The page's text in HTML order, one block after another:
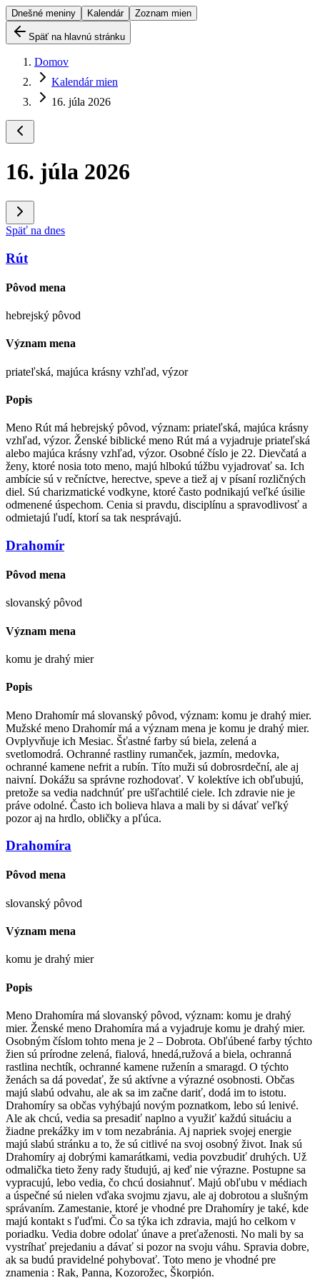
Dnešné meniny Kalendár Zoznam mien
Späť na hlavnú stránku
Domov
Kalendár mien
16. júla 2026
16. júla 2026
Späť na dnes
Rút
Pôvod mena
hebrejský pôvod
Význam mena
priateľská, majúca krásny vzhľad, výzor
Popis
Meno Rút má hebrejský pôvod, význam: priateľská, majúca krásny
vzhľad, výzor. Ženské biblické meno Rút má a vyjadruje priateľská
alebo majúca krásny vzhľad, výzor. Osobné číslo je 22. Dievčatá a
ženy, ktoré nosia toto meno, majú hlbokú túžbu vyjadrovať sa. Ich
ambície sú v rečníctve, herectve, speve a tiež aj v písaní rozličných
diel. Sú charizmatické vodkyne, ktoré často podnikajú veľké úsilie
odmenené úspechom. Cenia si pravdu, disciplínu a spravodlivosť a
odmietajú ľudí, ktorí sa tak nesprávajú.
Drahomír
Pôvod mena
slovanský pôvod
Význam mena
komu je drahý mier
Popis
Meno Drahomír má slovanský pôvod, význam: komu je drahý mier.
Mužské meno Drahomír má a význam mena je komu je drahý mier.
Ovplyvňuje ich Mesiac. Šťastné farby sú biela, zelená a
svetlomodrá. Ochranné rastliny rumanček, jazmín, medovka,
ochranné kamene nefrit a rubín. Títo muži sú dobrosrdeční, ale aj
naivní. Dokážu sa správne rozhodovať. V kolektíve ich obľubujú,
pretože sa vedia nadchnúť pre ušľachtilé ciele. Ich zdravie nie je
práve odolné. Často ich bolieva hlava a mali by si dávať veľký
pozor aj na hrdlo, obličky a pľúca.
Drahomíra
Pôvod mena
slovanský pôvod
Význam mena
komu je drahý mier
Popis
Meno Drahomíra má slovanský pôvod, význam: komu je drahý
mier. Ženské meno Drahomíra má a vyjadruje komu je drahý mier.
Osobným číslom tohto mena je 2 – Dobrota. Obľúbené farby týchto
žien sú prírodne zelená, fialová, hnedá,ružová a biela, ochranná
rastlina nechtík, ochranné kamene ruženín a smaragd. O týchto
ženách sa dá povedať, že sú aktívne a výrazné osobnosti. Občas
majú slabú odvahu, ale ak sa im začne dariť, dodá im to istotu.
Drahomíry sa občas vyhýbajú novým poznatkom, lebo sú lenivé.
Ale ak chcú, vedia sa presadiť naplno a využiť každú situáciu a
žiadne prekážky im v tom nezabránia. Aj napriek svojej energie
majú slabú stránku a to, že sú citlivé na svoj osobný život. Inak sú
Drahomíry aj dobrými kamarátkami, vedia povzbudiť druhých. Už
odmalička tieto ženy rady študujú, aj keď nie výrazne. Postupne sa
vypracujú, lebo vedia, čo chcú dosiahnuť. Majú obľubu v médiach
a úspečné sú nielen vďaka svojmu zjavu, ale aj dobrotou a slušným
správaním. Zamestanie, ktoré je vhodné pre Drahomíry je také, kde
majú kontakt s ľuďmi. Čo sa týka ich zdravia, majú ho celkom v
poriadku. Vedia dobre odolať únave a preťaženosti. No mali by sa
vystríhať prejedaniu a dávať si pozor na svoju váhu. Spravia dobre,
ak sa budú pravidelné pohybovať. Toto meno je vhodné pre
znamenia : Rak, Panna, Kozorožec, Škorpión.